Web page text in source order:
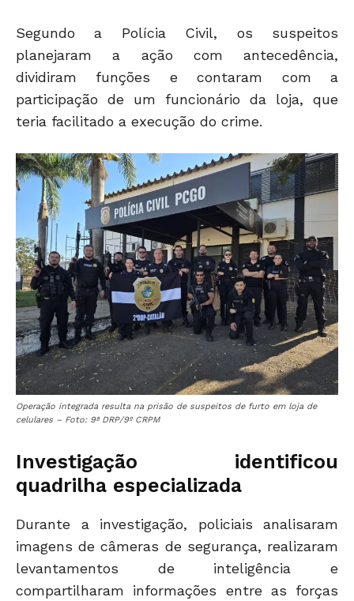
Segundo a Polícia Civil, os suspeitos
planejaram a ação com antecedência,
dividiram funções e contaram com a
participação de um funcionário da loja, que
teria facilitado a execução do crime.
Operação integrada resulta na prisão de suspeitos de furto em loja de
celulares – Foto: 9ª DRP/9º CRPM
Investigação identificou
quadrilha especializada
Durante a investigação, policiais analisaram
imagens de câmeras de segurança, realizaram
levantamentos de inteligência e
compartilharam informações entre as forças